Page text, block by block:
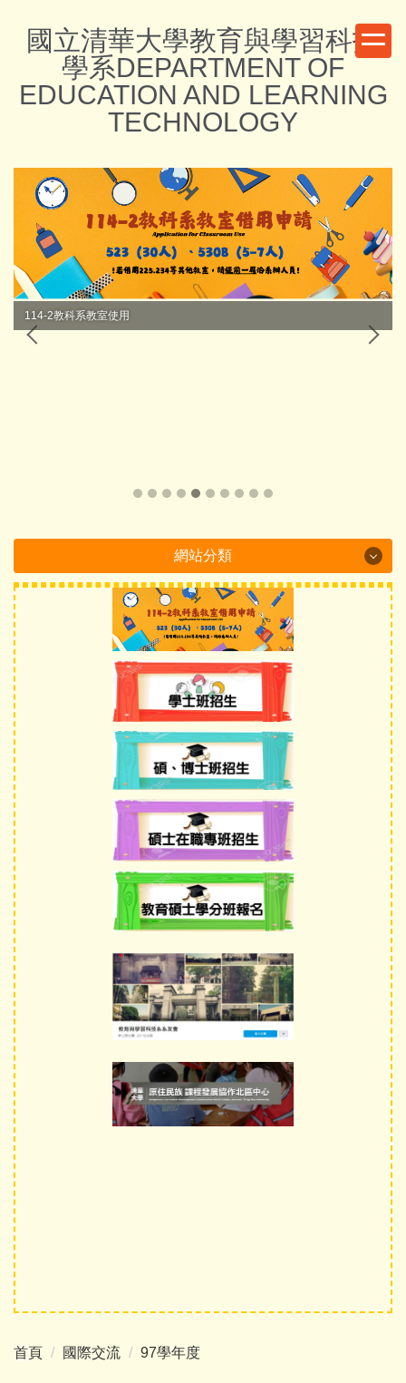
內
國立清華大學教育與學習科技
學系DEPARTMENT OF
EDUCATION AND LEARNING
TECHNOLOGY
114-2教科系教室使用
網站分類
Department Brochure
獎學金及學術補助
International students
首頁 國際交流 97學年度